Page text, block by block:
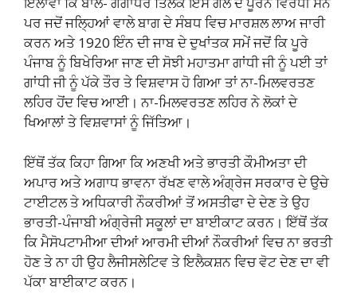
ਪਰ ਜਦੋਂ ਜਲ੍ਹਿਆਂ ਵਾਲੇ ਬਾਗ ਦੇ ਸੰਬਧ ਵਿਚ ਮਾਰਸ਼ਲ ਲਾਅ ਜਾਰੀ
ਕਰਨ ਅਤੇ 1920 ਇੰਨ ਦੀ ਜਾਬ ਦੇ ਦੁਖਾਂਤਕ ਸਮੇਂ ਜਦੋਂ ਕਿ ਪੂਰੇ
ਪੰਜਾਬ ਨੂੰ ਬਿਖੇਰਿਆ ਜਾਣ ਦੀ ਸੋਝੀ ਮਹਾਤਮਾ ਗਾਂਧੀ ਜੀ ਨੂੰ ਪਈ ਤਾਂ
ਗਾਂਧੀ ਜੀ ਨੂੰ ਪੱਕੇ ਤੌਰ ਤੇ ਵਿਸ਼ਵਾਸ ਹੋ ਗਿਆ ਤਾਂ ਨਾ-ਮਿਲਵਰਤਣ
ਲਹਿਰ ਹੋਂਦ ਵਿਚ ਆਈ। ਨਾ-ਮਿਲਵਰਤਣ ਲਹਿਰ ਨੇ ਲੋਕਾਂ ਦੇ
ਖਿਆਲਾਂ ਤੇ ਵਿਸ਼ਵਾਸਾਂ ਨੂੰ ਜਿੱਤਿਆ।
ਇੱਥੋਂ ਤੱਕ ਕਿਹਾ ਗਿਆ ਕਿ ਅਣਖੀ ਅਤੇ ਭਾਰਤੀ ਕੌਮੀਅਤਾ ਦੀ
ਅਪਾਰ ਅਤੇ ਅਗਾਧ ਭਾਵਨਾ ਰੱਖਣ ਵਾਲੇ ਅੰਗ੍ਰੇਜ ਸਰਕਾਰ ਦੇ ਉਚੇ
ਟਾਈਟਲ ਤੇ ਅਧਿਕਾਰੀ ਨੌਕਰੀਆਂ ਤੋਂ ਅਸਤੀਫਾ ਦੇ ਦੇਣ ਤੇ ਉਹ
ਭਾਰਤੀ-ਪੰਜਾਬੀ ਅੰਗ੍ਰੇਜੀ ਸਕੂਲਾਂ ਦਾ ਬਾਈਕਾਟ ਕਰਨ। ਇੱਥੋਂ ਤੱਕ
ਕਿ ਮੈਸੋਪਟਾਮੀਆ ਦੀਆਂ ਆਰਮੀ ਦੀਆਂ ਨੌਕਰੀਆਂ ਵਿਚ ਨਾ ਭਰਤੀ
ਹੋਣ ਤੇ ਨਾ ਹੀ ਉਹ ਲੈਜੀਸਲੇਟਿਵ ਤੇ ਇਲੈਕਸ਼ਨ ਵਿਚ ਵੋਟ ਦੇਣ ਦਾ ਵੀ
ਪੱਕਾ ਬਾਈਕਾਟ ਕਰਨ।